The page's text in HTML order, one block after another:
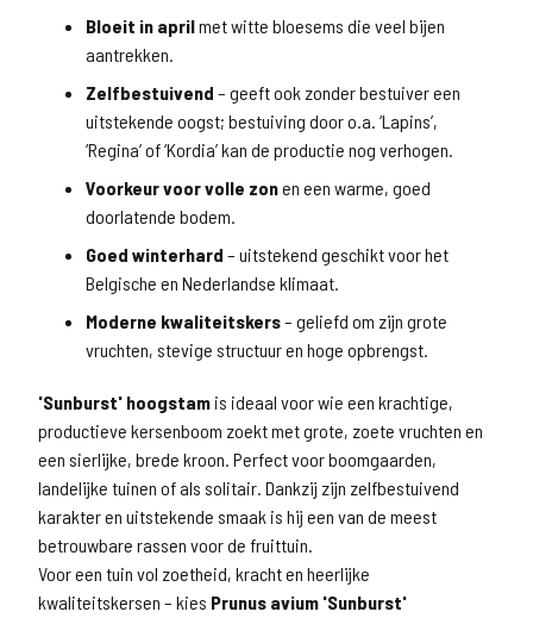
Bloeit in aprilmet witte bloesems die veel bijen
aantrekken.
Zelfbestuivend – geeft ook zonder bestuiver een
uitstekende oogst; bestuiving door o.a. ‘Lapins’,
‘Regina’ of ‘Kordia’ kan de productie nog verhogen.
Voorkeur voor volle zonen een warme, goed
doorlatende bodem.
Goed winterhard – uitstekend geschikt voor het
Belgische en Nederlandse klimaat.
Moderne kwaliteitskers– geliefd om zijn grote
vruchten, stevige structuur en hoge opbrengst.
'Sunburst' hoogstam is ideaal voor wie een krachtige,
productieve kersenboom zoekt met grote, zoete vruchten en
een sierlijke, brede kroon. Perfect voor boomgaarden,
landelijke tuinen of als solitair. Dankzij zijn zelfbestuivend
karakter en uitstekende smaak is hij een van de meest
betrouwbare rassen voor de fruittuin.
Voor een tuin vol zoetheid, kracht en heerlijke
kwaliteitskersen – kies Prunus avium 'Sunburst'